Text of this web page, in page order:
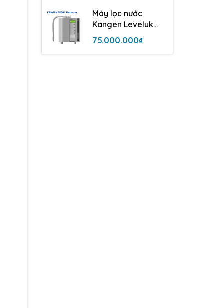
Máy lọc nước
Kangen Leveluk
SD501 Platinum
75.000.000₫